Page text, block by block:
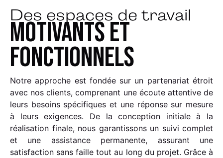
Des espaces de travail
motivants et
fonctionnels
Notre approche est fondée sur un partenariat étroit
avec nos clients, comprenant une écoute attentive de
leurs besoins spécifiques et une réponse sur mesure
à leurs exigences. De la conception initiale à la
réalisation finale, nous garantissons un suivi complet
et une assistance permanente, assurant une
satisfaction sans faille tout au long du projet. Grâce à